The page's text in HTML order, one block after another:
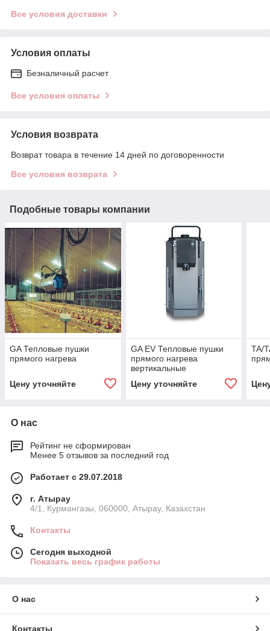
Все условия доставки
Условия оплаты
Безналичный расчет
Все условия оплаты
Условия возврата
Возврат товара в течение 14 дней по договоренности
Все условия возврата
Подобные товары компании
GA Тепловые пушки
прямого нагрева
Цену уточняйте
GA EV Тепловые пушки
прямого нагрева
вертикальные
Цену уточняйте
TA/
О нас
Рейтинг не сформирован
Менее 5 отзывов за последний год
Работает с 29.07.2018
г. Атырау
4/1, Курмангазы, 060000, Атырау, Казахстан
Контакты
Сегодня выходной
Показать весь график работы
О нас
Контакты